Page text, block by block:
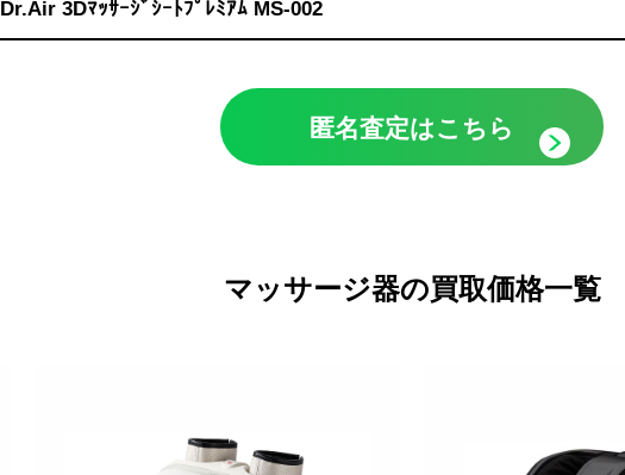
Dr.Air 3Dﾏｯｻｰｼﾞｼｰﾄﾌﾟﾚﾐｱﾑ MS-002
匿名査定はこちら
マッサージ器の買取価格一覧